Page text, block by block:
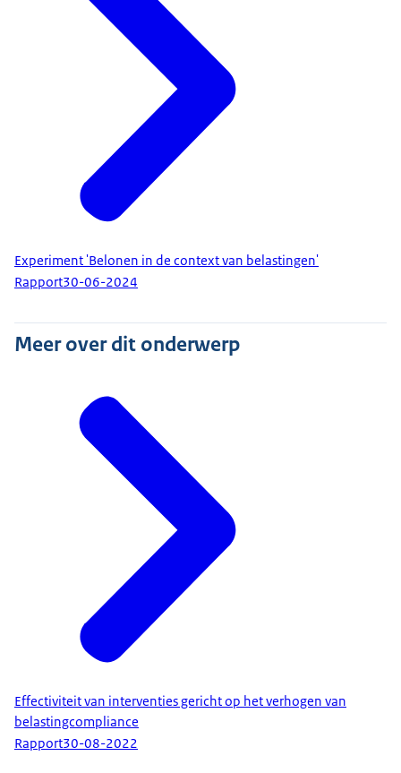
Experiment 'Belonen in de context van belastingen'
Rapport30-06-2024
Meer over dit onderwerp
Effectiviteit van interventies gericht op het verhogen van
belastingcompliance
Rapport30-08-2022